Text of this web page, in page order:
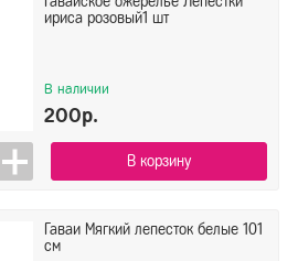
ириса розовый1 шт
В наличии
200р.
В корзину
Гаваи Мягкий лепесток белые 101
см